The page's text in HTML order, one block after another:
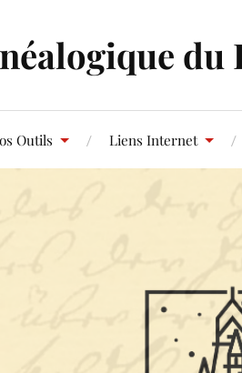
du
Outils Liens Internet